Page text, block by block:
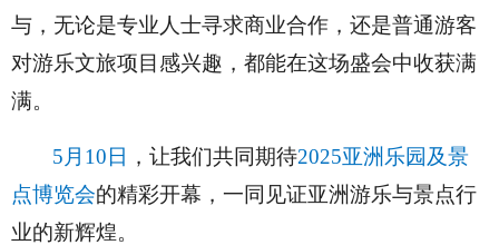
与，无论是专业人士寻求商业合作，还是普通游客
对游乐文旅项目感兴趣，都能在这场盛会中收获满
满。
5月10日 ，让我们共同期待2025亚洲乐园及景
点博览会的精彩开幕，一同见证亚洲游乐与景点行
业的新辉煌。